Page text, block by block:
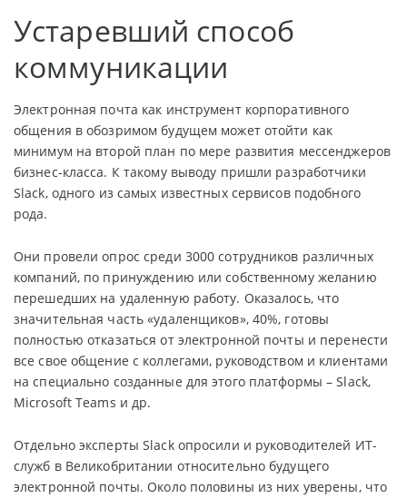
Устаревший способ
коммуникации
Электронная почта как инструмент корпоративного
общения в обозримом будущем может отойти как
минимум на второй план по мере развития мессенджеров
бизнес-класса. К такому выводу пришли разработчики
Slack, одного из самых известных сервисов подобного
рода.
Они провели опрос среди 3000 сотрудников различных
компаний, по принуждению или собственному желанию
перешедших на удаленную работу. Оказалось, что
значительная часть «удаленщиков», 40%, готовы
полностью отказаться от электронной почты и перенести
все свое общение с коллегами, руководством и клиентами
на специально созданные для этого платформы – Slack,
Microsoft Teams и др.
Отдельно эксперты Slack опросили и руководителей ИТ-
служб в Великобритании относительно будущего
электронной почты. Около половины из них уверены, что